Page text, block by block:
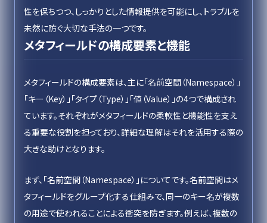
性を保ちつつ、しっかりとした情報提供を可能にし、トラブルを
未然に防ぐ大切な手法の一つです。
メタフィールドの構成要素と機能
メタフィールドの構成要素は、主に「名前空間（Namespace）」
「キー（Key）」「タイプ（Type）」「値（Value）」の4つで構成され
ています。それぞれがメタフィールドの柔軟性と機能性を支え
る重要な役割を担っており、詳細な理解はそれを活用する際の
大きな助けとなります。
まず、「名前空間（Namespace）」についてです。名前空間はメ
タフィールドをグループ化する仕組みで、同一のキー名が複数
の用途で使われることによる衝突を防ぎます。例えば、複数の